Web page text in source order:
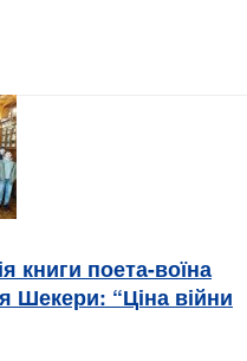
книги поета-воїна
Шекери: “Ціна війни